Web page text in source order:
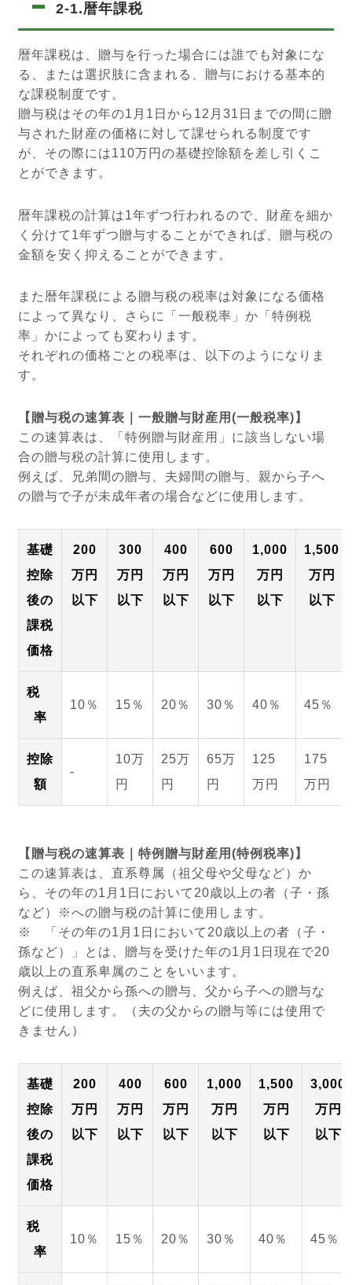
2-1.暦年課税
暦年課税は、贈与を行った場合には誰でも対象にな
る、または選択肢に含まれる、贈与における基本的
な課税制度です。
贈与税はその年の1月1日から12月31日までの間に贈
与された財産の価格に対して課せられる制度です
が、その際には110万円の基礎控除額を差し引くこ
とができます。
暦年課税の計算は1年ずつ行われるので、財産を細か
く分けて1年ずつ贈与することができれば、贈与税の
金額を安く抑えることができます。
また暦年課税による贈与税の税率は対象になる価格
によって異なり、さらに「一般税率」か「特例税
率」かによっても変わります。
それぞれの価格ごとの税率は、以下のようになりま
す。
【贈与税の速算表｜一般贈与財産用(一般税率)】
この速算表は、「特例贈与財産用」に該当しない場
合の贈与税の計算に使用します。
例えば、兄弟間の贈与、夫婦間の贈与、親から子へ
の贈与で子が未成年者の場合などに使用します。
基礎
控除
後の
課税
価格
200
万円
以下
300
万円
以下
400
万円
以下
600
万円
以下
1,000
万円
以下
1,500
万円
以下
税
率
10％ 15％ 20％ 30％ 40％ 45％
控除
額
‐
10万
円
25万
円
65万
円
125
万円
175
万円
【贈与税の速算表｜特例贈与財産用(特例税率)】
この速算表は、直系尊属（祖父母や父母など）か
ら、その年の1月1日において20歳以上の者（子・孫
など）※への贈与税の計算に使用します。
※ 「その年の1月1日において20歳以上の者（子・
孫など）」とは、贈与を受けた年の1月1日現在で20
歳以上の直系卑属のことをいいます。
例えば、祖父から孫への贈与、父から子への贈与な
どに使用します。（夫の父からの贈与等には使用で
きません）
基礎
控除
後の
課税
価格
200
万円
以下
400
万円
以下
600
万円
以下
1,000
万円
以下
1,500
万円
以下
3,000
万円
以下
税
率
10％ 15％ 20％ 30％ 40％ 45％